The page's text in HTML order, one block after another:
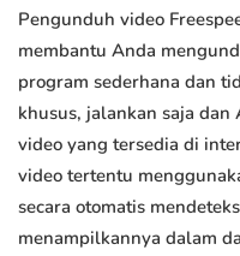
Pengunduh video
membantu Anda
program sederhana dan
khusus, jalankan saja
video yang tersedia di
video tertentu
secara otomatis
menampilkannya dalam